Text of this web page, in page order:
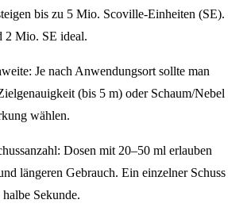
bis zu 5 Mio. Scoville-Einheiten (SE).
2 Mio. SE ideal.
Je nach Anwendungsort sollte man
(bis 5 m) oder Schaum/Nebel
wählen.
Dosen mit 20–50 ml erlauben
längeren Gebrauch. Ein einzelner Schuss
Sekunde.